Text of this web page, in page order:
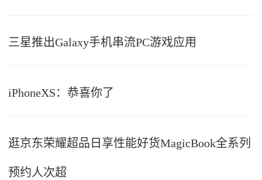
三星推出Galaxy手机串流PC游戏应用
iPhoneXS：恭喜你了
逛京东荣耀超品日享性能好货MagicBook全系列
预约人次超